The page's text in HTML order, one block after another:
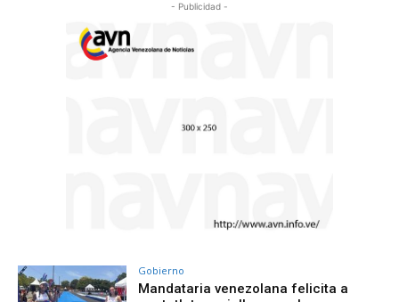
- Publicidad -
Gobierno
Mandataria venezolana felicita a